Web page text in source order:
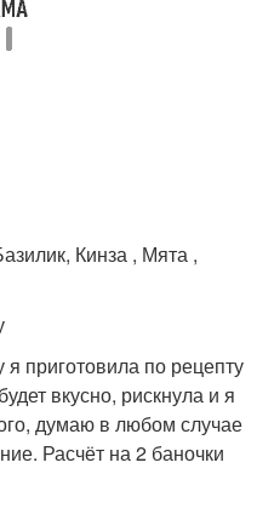
Кинза , Мята ,
приготовила по рецепту
вкусно, рискнула и я
думаю в любом случае
Расчёт на 2 баночки